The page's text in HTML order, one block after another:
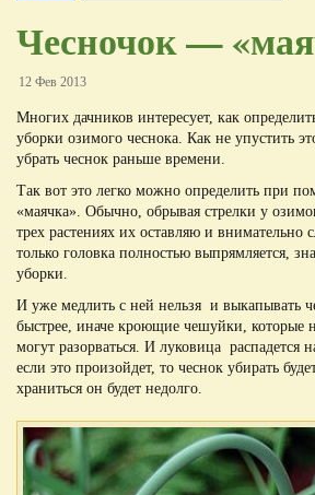
Чесночок —
12 Фев 2013
Многих дачников интересует, как
уборки озимого чеснока. Как не упустить
убрать чеснок раньше времени.
Так вот это легко можно определить при
«маячка». Обычно, обрывая стрелки у
трех растениях их оставляю и внимательно
только головка полностью выпрямляется,
уборки.
И уже медлить с ней нельзя и выкапывать
быстрее, иначе кроющие чешуйки, которые
могут разорваться. И луковица распадется
если это произойдет, то чеснок убирать
храниться он будет недолго.